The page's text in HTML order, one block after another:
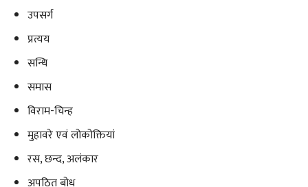
उपसर्ग
प्रत्यय
सन्धि
समास
विराम-चिन्ह
मुहावरे एवं लोकोक्तियां
रस, छन्द, अलंकार